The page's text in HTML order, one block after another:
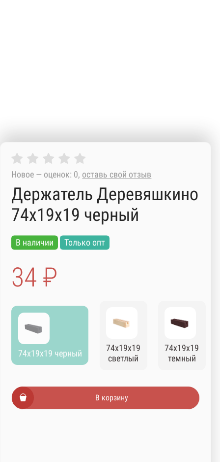
Новое — оценок: 0, оставь свой отзыв
Держатель Деревяшкино
74х19х19 черный
В наличии Только опт
34 ₽
74х19х19 черный
74х19х19
светлый
74х19х19
темный
В корзину